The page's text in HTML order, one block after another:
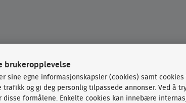
brukeropplevelse
sine egne informasjonskapsler (cookies) samt
trafikk og gi deg personlig tilpassede annonser. Ved å
disse formålene. Enkelte cookies kan innebære